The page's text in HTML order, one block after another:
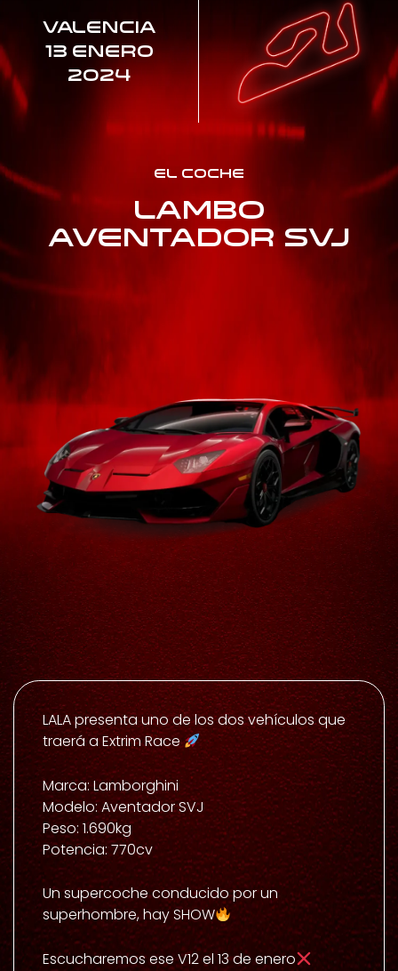
VALENCIA
13 ENERO
2024
EL COCHE
LAMBO
AVENTADOR SVJ
LALA presenta uno de los dos vehículos que
traerá a Extrim Race
Marca: Lamborghini
Modelo: Aventador SVJ
Peso: 1.690kg
Potencia: 770cv
Un supercoche conducido por un
superhombre, hay SHOW
Escucharemos ese V12 el 13 de enero